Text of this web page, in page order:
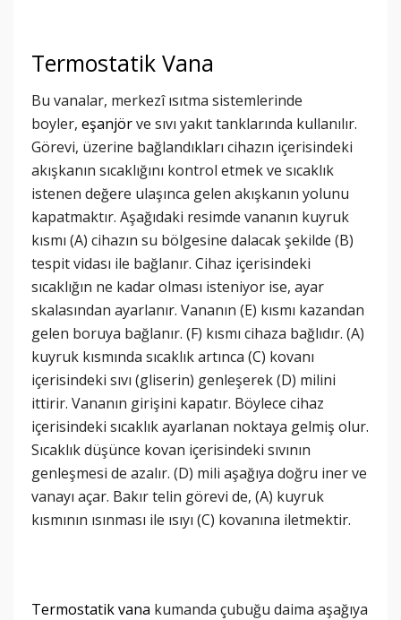
Termostatik Vana
Bu vanalar, merkezî ısıtma sistemlerinde
boyler, eşanjörve sıvı yakıt tanklarında kullanılır.
Görevi, üzerine bağlandıkları cihazın içerisindeki
akışkanın sıcaklığını kontrol etmek ve sıcaklık
istenen değere ulaşınca gelen akışkanın yolunu
kapatmaktır. Aşağıdaki resimde vananın kuyruk
kısmı (A) cihazın su bölgesine dalacak şekilde (B)
tespit vidası ile bağlanır. Cihaz içerisindeki
sıcaklığın ne kadar olması isteniyor ise, ayar
skalasından ayarlanır. Vananın (E) kısmı kazandan
gelen boruya bağlanır. (F) kısmı cihaza bağlıdır. (A)
kuyruk kısmında sıcaklık artınca (C) kovanı
içerisindeki sıvı (gliserin) genleşerek (D) milini
ittirir. Vananın girişini kapatır. Böylece cihaz
içerisindeki sıcaklık ayarlanan noktaya gelmiş olur.
Sıcaklık düşünce kovan içerisindeki sıvının
genleşmesi de azalır. (D) mili aşağıya doğru iner ve
vanayı açar. Bakır telin görevi de, (A) kuyruk
kısmının ısınması ile ısıyı (C) kovanına iletmektir.
Termostatik vana kumanda çubuğu daima aşağıya